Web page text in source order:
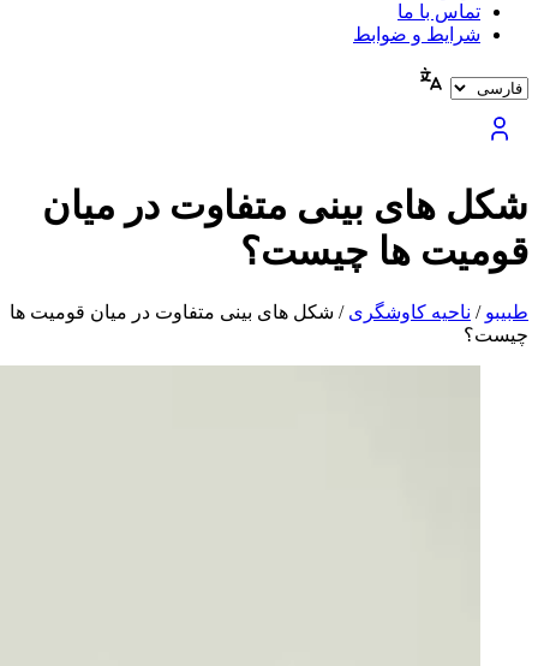
تماس با ما
شرایط و ضوابط
شکل های بینی متفاوت در میان
قومیت ها چیست؟
طبیبو / ناحیه کاوشگری / شکل های بینی متفاوت در میان قومیت ها
چیست؟